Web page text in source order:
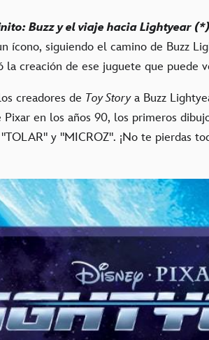
Buzz y el viaje hacia Lightyear (*)
ícono, siguiendo el camino de Buzz
la creación de ese juguete que puede
creadores de Toy Storya Buzz
en los años 90, los primeros
y "MICROZ". ¡No te pierdas